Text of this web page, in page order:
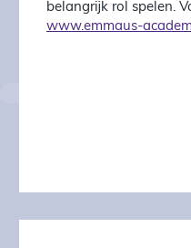
belangrijk rol spelen.
www.emmaus-